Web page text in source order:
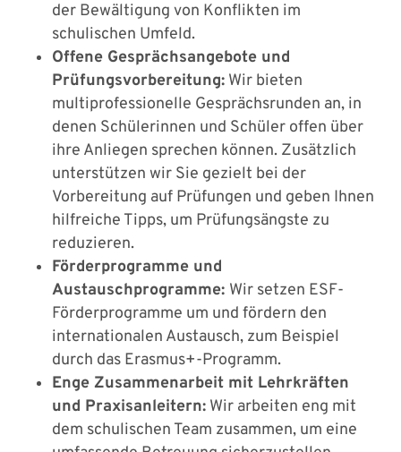
der Bewältigung von Konflikten im
schulischen Umfeld.
Offene Gesprächsangebote und
Prüfungsvorbereitung: Wir bieten
multiprofessionelle Gesprächsrunden an, in
denen Schülerinnen und Schüler offen über
ihre Anliegen sprechen können. Zusätzlich
unterstützen wir Sie gezielt bei der
Vorbereitung auf Prüfungen und geben Ihnen
hilfreiche Tipps, um Prüfungsängste zu
reduzieren.
Förderprogramme und
Austauschprogramme: Wir setzen ESF-
Förderprogramme um und fördern den
internationalen Austausch, zum Beispiel
durch das Erasmus+-Programm.
Enge Zusammenarbeit mit Lehrkräften
und Praxisanleitern: Wir arbeiten eng mit
dem schulischen Team zusammen, um eine